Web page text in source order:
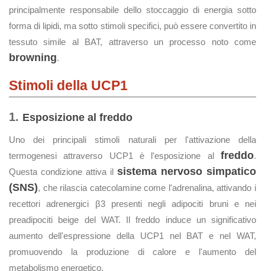
principalmente responsabile dello stoccaggio di energia sotto
forma di lipidi, ma sotto stimoli specifici, può essere convertito in
tessuto simile al BAT, attraverso un processo noto come
browning.
Stimoli della UCP1
1. Esposizione al freddo
Uno dei principali stimoli naturali per l'attivazione della
termogenesi attraverso UCP1 è l'esposizione al freddo.
Questa condizione attiva il sistema nervoso simpatico
(SNS), che rilascia catecolamine come l'adrenalina, attivando i
recettori adrenergici β3 presenti negli adipociti bruni e nei
preadipociti beige del WAT. Il freddo induce un significativo
aumento dell'espressione della UCP1 nel BAT e nel WAT,
promuovendo la produzione di calore e l'aumento del
metabolismo energetico.